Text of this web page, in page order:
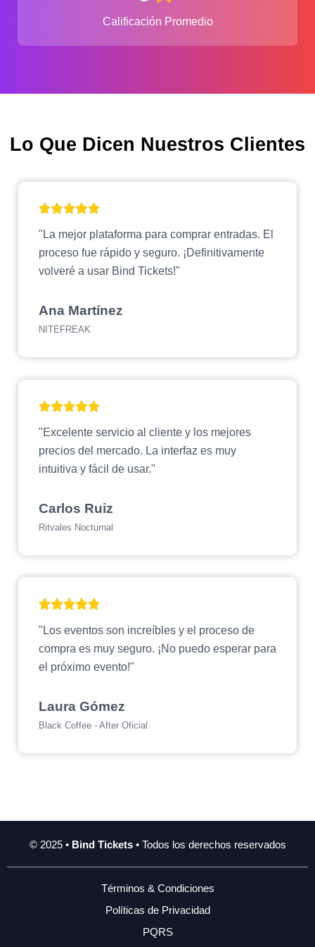
Calificación Promedio
Lo Que Dicen Nuestros Clientes
"La mejor plataforma para comprar entradas. El
proceso fue rápido y seguro. ¡Definitivamente
volveré a usar Bind Tickets!"
Ana Martínez
NITEFREAK
"Excelente servicio al cliente y los mejores
precios del mercado. La interfaz es muy
intuitiva y fácil de usar."
Carlos Ruiz
Ritvales Nocturnal
"Los eventos son increíbles y el proceso de
compra es muy seguro. ¡No puedo esperar para
el próximo evento!"
Laura Gómez
Black Coffee - After Oficial
© 2025 • Bind Tickets• Todos los derechos reservados
Términos & Condiciones
Políticas de Privacidad
PQRS